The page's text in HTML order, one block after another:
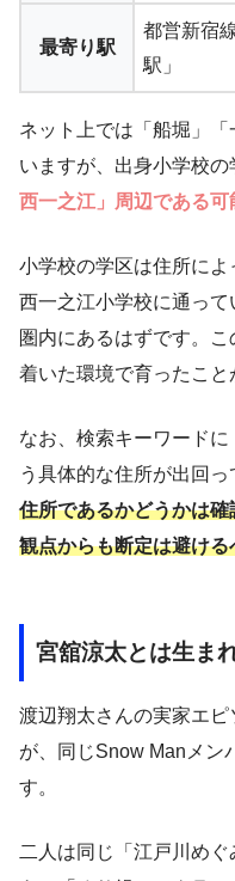
最寄り駅
都営新宿
駅」
ネット上では「船堀」
いますが、出身小学校の
西一之江」周辺である可
小学校の学区は住所によ
西一之江小学校に通っ
圏内にあるはずです。
着いた環境で育ったこと
なお、検索キーワード
う具体的な住所が出回っ
住所であるかどうかは
観点からも断定は避ける
宮舘涼太とは生ま
渡辺翔太さんの実家エ
が、同じSnow Manメン
す。
二人は同じ「江戸川め